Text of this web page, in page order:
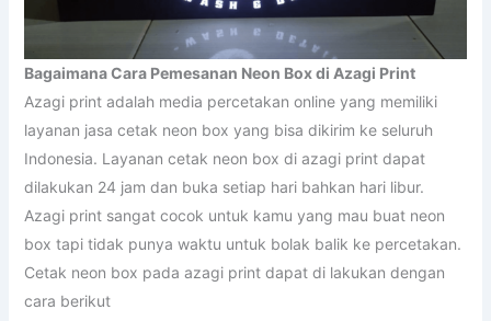
Bagaimana Cara Pemesanan Neon Box di Azagi Print
Azagi print adalah media percetakan online yang memiliki
layanan jasa cetak neon box yang bisa dikirim ke seluruh
Indonesia. Layanan cetak neon box di azagi print dapat
dilakukan 24 jam dan buka setiap hari bahkan hari libur.
Azagi print sangat cocok untuk kamu yang mau buat neon
box tapi tidak punya waktu untuk bolak balik ke percetakan.
Cetak neon box pada azagi print dapat di lakukan dengan
cara berikut